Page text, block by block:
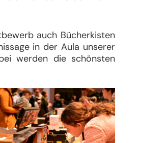
auch Bücherkisten
in der Aula unserer
werden die schönsten